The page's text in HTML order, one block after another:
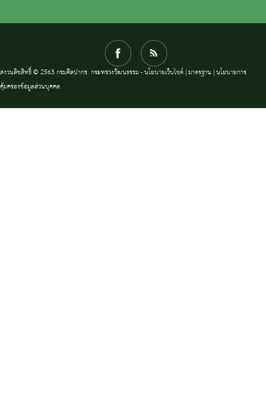
สงวนลิขสิทธิ์ © 2563 กรมศิลปากร. กระทรวงวัฒนธรรม -นโยบายเว็บไซต์|มาตรฐาน |นโยบายการ
คุ้มครองข้อมูลส่วนบุคคล